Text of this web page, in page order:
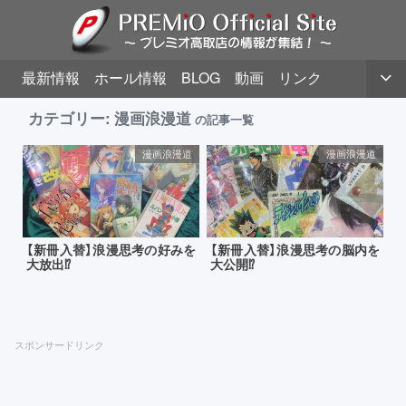
最新情報 ホール情報 BLOG 動画
リンク
カテゴリー: 漫画浪漫道 の記事一覧
【新冊入替】浪漫思考の好みを
大放出⁉
漫画浪漫道
【新冊入替】浪漫思考の脳内を
大公開⁉
漫画浪漫道
スポンサードリンク